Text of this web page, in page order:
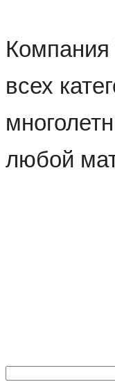
Компания
всех
любой